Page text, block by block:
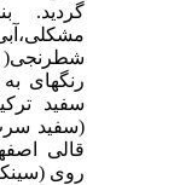
گردید.
شطرنجی(
رنگهای
سفید
(سفید
قالی
روی